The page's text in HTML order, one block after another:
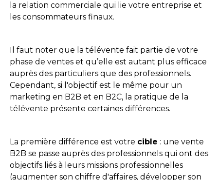
la relation commerciale qui lie votre entreprise et
les consommateurs finaux.
Il faut noter que la télévente fait partie de votre
phase de ventes et qu’elle est autant plus efficace
auprès des particuliers que des professionnels.
Cependant, si l'objectif est le même pour un
marketing en B2B et en B2C, la pratique de la
télévente présente certaines différences.
La première différence est votre cible : une vente
B2B se passe auprès des professionnels qui ont des
objectifs liés à leurs missions professionnelles
(augmenter son chiffre d'affaires, développer son